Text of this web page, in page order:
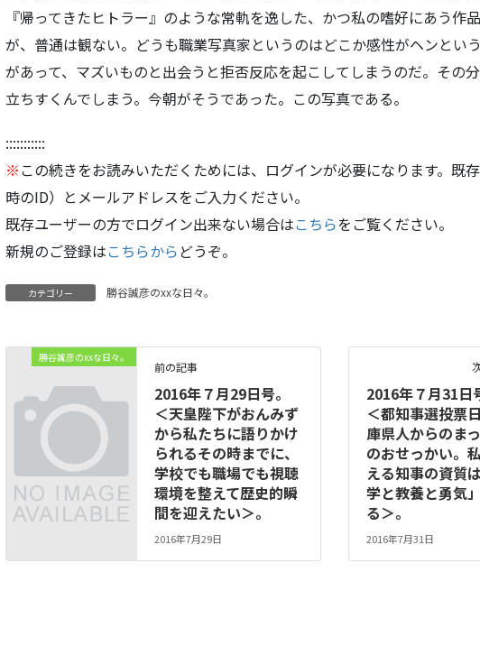
『帰ってきたヒトラー』 のような常軌を逸した、 かつ私の嗜好にあう作
が、 普通は観ない。 どうも職業写真家というのはどこか感性がヘンという
があって、 マズいものと出会うと拒否反応を起こしてしまうのだ。その分
立ちすくんでしまう。 今朝がそうであった。この写真である。
:::::::::::
※ この続きをお読みいただくためには、ログインが必要になります。既
時のID）とメールアドレスをご入力ください。
既存ユーザーの方でログイン出来ない場合はこちらをご覧ください。
新規のご登録はこちらから どうぞ。
カテゴリー 勝谷誠彦のxxな日々。
勝谷誠彦のxxな日々。
前の記事
2016年７月29日号。
＜天皇陛下がおんみず
から私たちに語りかけ
られるその時までに、
学校でも職場でも視聴
環境を整えて歴史的瞬
間を迎えたい＞。
2016年7月29日
2016年７月31日
＜都知事選投票
庫県人からのま
のおせっかい。
える知事の資質
学と教養と勇気
る＞。
2016年7月31日